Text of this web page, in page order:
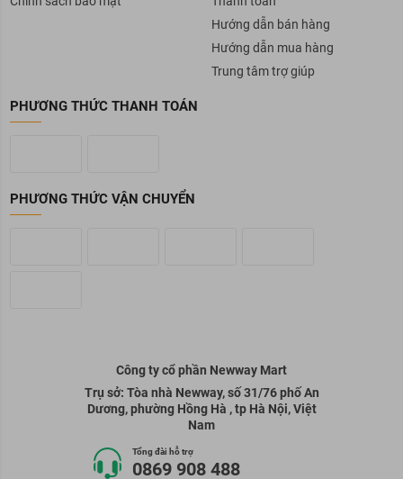
Hướng dẫn bán hàng
Hướng dẫn mua hàng
Trung tâm trợ giúp
PHƯƠNG THỨC THANH TOÁN
PHƯƠNG THỨC VẬN CHUYỂN
Công ty cổ phần Newway Mart
Trụ sở: Tòa nhà Newway, số 31/76 phố An
Dương, phường Hồng Hà , tp Hà Nội, Việt
Tổng đài hỗ trợ